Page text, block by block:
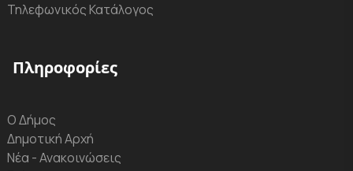
Τηλεφωνικός Κατάλογος
Πληροφορίες
Ο Δήμος
Δημοτική Αρχή
Νέα - Ανακοινώσεις